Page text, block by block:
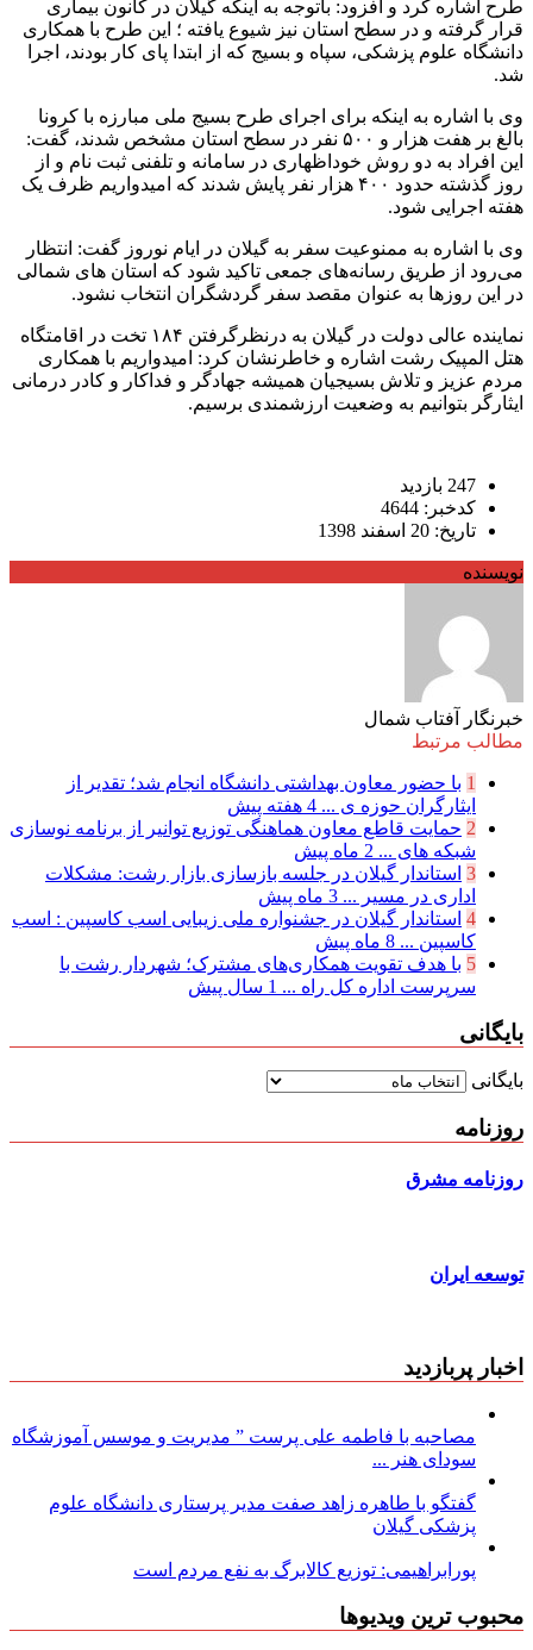
طرح اشاره کرد و افزود: باتوجه به اینکه گیلان در کانون بیماری
قرار گرفته و در سطح استان نیز شیوع یافته ؛ این طرح با همکاری
دانشگاه علوم پزشکی، سپاه و بسیج که از ابتدا پای کار بودند، اجرا
شد.
وی با اشاره به اینکه برای اجرای طرح بسیج ملی مبارزه با کرونا
بالغ بر هفت هزار و ۵۰۰ نفر در سطح استان مشخص شدند، گفت:
این افراد به دو روش خوداظهاری در سامانه و تلفنی ثبت نام و از
روز گذشته حدود ۴۰۰ هزار نفر پایش شدند که امیدواریم ظرف یک
هفته اجرایی شود.
وی با اشاره به ممنوعیت سفر به گیلان در ایام نوروز گفت: انتظار
می‌رود از طریق رسانه‌های جمعی تاکید شود که استان های شمالی
در این روزها به عنوان مقصد سفر گردشگران انتخاب نشود.
نماینده عالی دولت در گیلان به درنظرگرفتن ۱۸۴ تخت در اقامتگاه
هتل المپیک رشت اشاره و خاطرنشان کرد: امیدواریم با همکاری
مردم عزیز و تلاش بسیجیان همیشه جهادگر و فداکار و کادر درمانی
ایثارگر بتوانیم به وضعیت ارزشمندی برسیم.
247 بازدید
کدخبر: 4644
تاریخ: 20 اسفند 1398
نویسنده
خبرنگار آفتاب شمال
مطالب مرتبط
1 با حضور معاون بهداشتی دانشگاه انجام شد؛ تقدیر از
ایثارگران حوزه ی ... 4 هفته پیش
2 حمایت قاطع معاون هماهنگی توزیع توانیر از برنامه نوسازی
شبكه های ... 2 ماه پیش
3 استاندار گیلان در جلسه بازسازی بازار رشت: مشکلات
اداری در مسیر ... 3 ماه پیش
4 استاندار گیلان در جشنواره ملی زیبایی اسب کاسپین : اسب
کاسپین ... 8 ماه پیش
5 با هدف تقویت همکاری‌های مشترک؛ شهردار رشت با
سرپرست اداره کل راه ... 1 سال پیش
بایگانی
بایگانی
روزنامه
روزنامه مشرق
توسعه ایران
اخبار پربازدید
مصاحبه با فاطمه علی پرست ” مدیریت و موسس آموزشگاه
سودای هنر ...
گفتگو با طاهره زاهد صفت مدیر پرستاری دانشگاه علوم
پزشکی گیلان
پورابراهیمی: توزیع کالابرگ به نفع مردم است
محبوب ترین ویدیوها